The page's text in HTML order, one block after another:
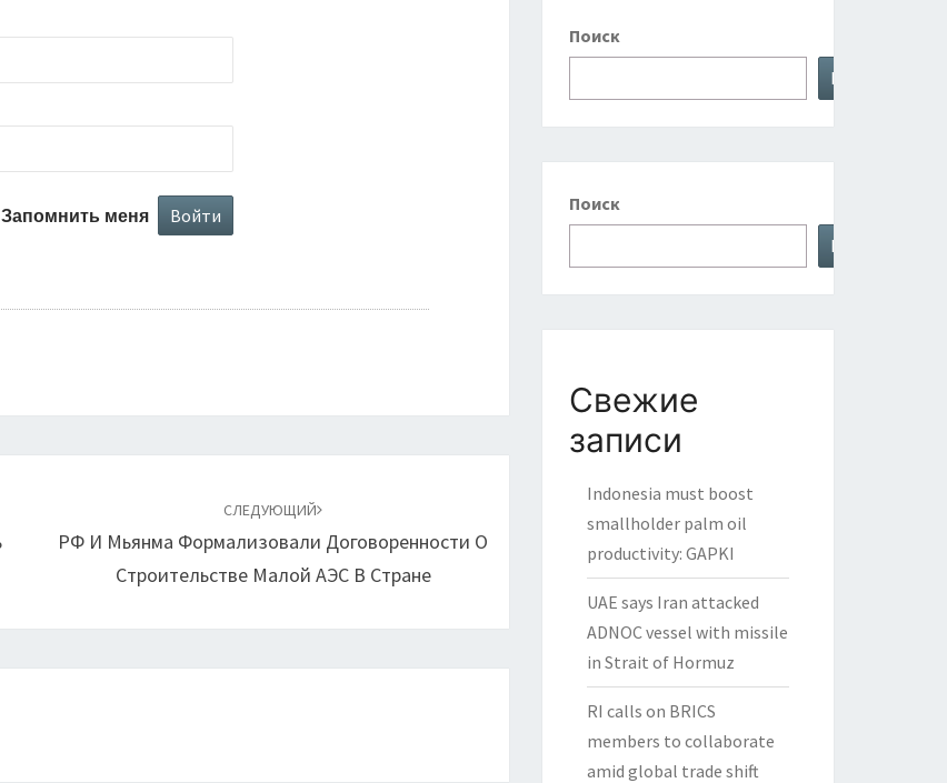
Запомнить меня
СЛЕДУЮЩИЙ
РФ И Мьянма Формализовали Договоренности О
Строительстве Малой АЭС В Стране
Поиск
Поиск
Поиск
Поиск
Свежие
записи
Indonesia must boost
smallholder palm oil
productivity: GAPKI
UAE says Iran attacked
ADNOC vessel with missile
in Strait of Hormuz
RI calls on BRICS
members to collaborate
amid global trade shift